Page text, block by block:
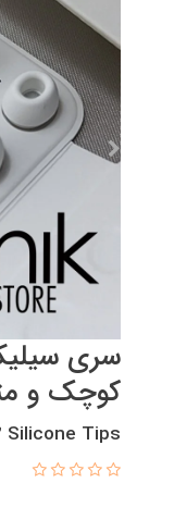
کوچک و
Silicone Tips